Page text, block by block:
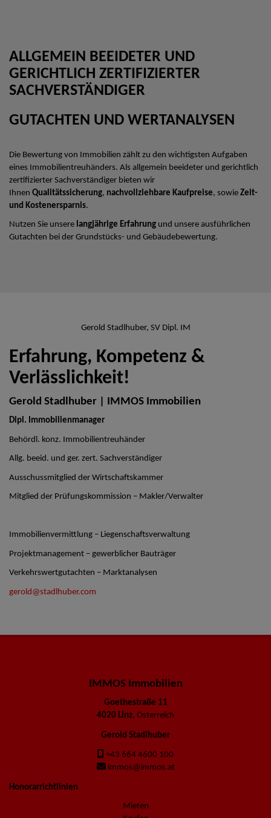
ALLGEMEIN BEEIDETER UND
GERICHTLICH ZERTIFIZIERTER
SACHVERSTÄNDIGER
GUTACHTEN UND WERTANALYSEN
Die Bewertung von Immobilien zählt zu den wichtigsten Aufgaben
eines Immobilientreuhänders. Als allgemein beeideter und gerichtlich
zertifizierter Sachverständiger bieten wir
Ihnen Qualitätssicherung, nachvollziehbare Kaufpreise, sowie Zeit-
und Kostenersparnis.
Nutzen Sie unsere langjährige Erfahrung und unsere ausführlichen
Gutachten bei der Grundstücks- und Gebäudebewertung.
Gerold Stadlhuber, SV Dipl. IM
Erfahrung, Kompetenz &
Verlässlichkeit!
Gerold Stadlhuber | IMMOS Immobilien
Dipl. Immobilienmanager
Behördl. konz. Immobilientreuhänder
Allg. beeid. und ger. zert. Sachverständiger
Ausschussmitglied der Wirtschaftskammer
Mitglied der Prüfungskommission – Makler/Verwalter
Immobilienvermittlung – Liegenschaftsverwaltung
Projektmanagement – gewerblicher Bauträger
Verkehrswertgutachten – Marktanalysen
gerold@stadlhuber.com
IMMOS Immobilien
Goethestraße 11
4020 Linz, Österreich
Gerold Stadlhuber
+43 664 4600 100
immos@immos.at
Honorarrichtlinien
Mieten